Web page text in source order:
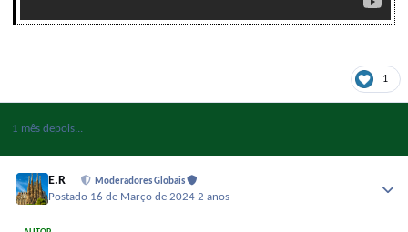
1
1 mês depois...
E.R Moderadores Globais
Postado 16 de Março de 20242 anos